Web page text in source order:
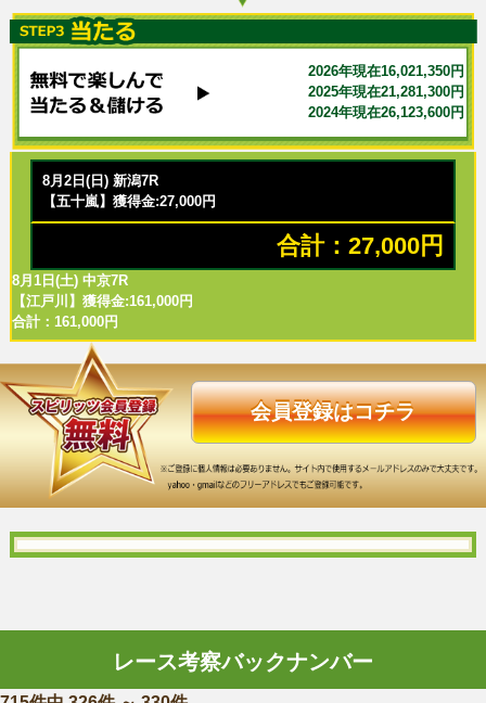
2026年現在16,021,350円
2025年現在21,281,300円
2024年現在26,123,600円
8月2日(日) 新潟7R
【五十嵐】獲得金:27,000円
合計：27,000円
8月1日(土) 中京7R
【江戸川】獲得金:161,000円
合計：161,000円
会員登録はコチラ
レース考察バックナンバー